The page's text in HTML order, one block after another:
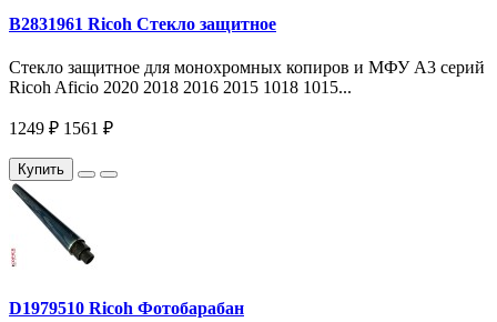
B2831961 Ricoh Стекло защитное
Стекло защитное для монохромных копиров и МФУ A3 серий
Ricoh Aficio 2020 2018 2016 2015 1018 1015...
1249 ₽ 1561 ₽
Купить
D1979510 Ricoh Фотобарабан